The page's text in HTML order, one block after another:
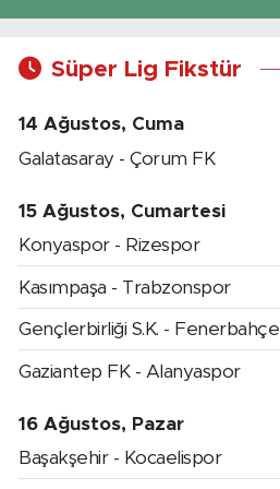
Süper Lig Fikstür
14 Ağustos, Cuma
Galatasaray - Çorum FK
15 Ağustos, Cumartesi
Konyaspor - Rizespor
Kasımpaşa - Trabzonspor
Gençlerbirliği S.K. - Fenerbahçe
Gaziantep FK - Alanyaspor
16 Ağustos, Pazar
Başakşehir - Kocaelispor